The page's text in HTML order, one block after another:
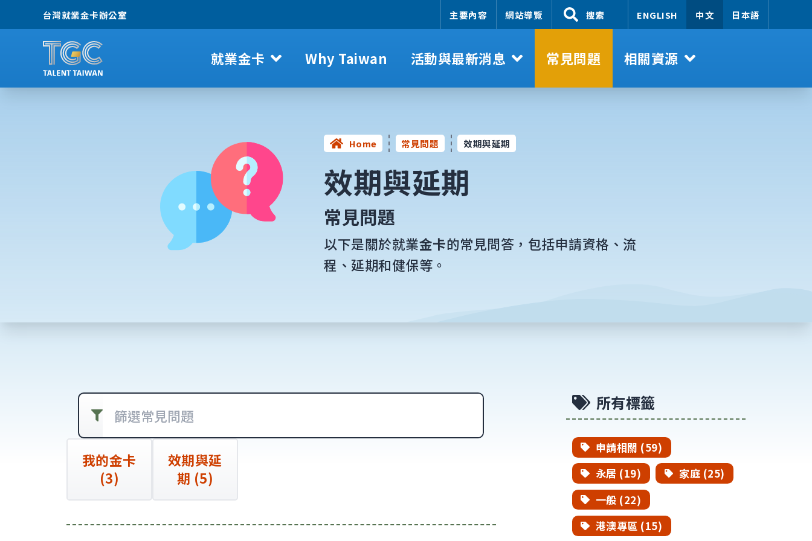
台灣就業金卡辦公室 主要內容 網站導覽 搜索 ENGLISH 中文 日本語
就業金卡 Why Taiwan 活動與最新消息 常見問題 相關資源
Home 常見問題 效期與延期
效期與延期
常見問題
以下是關於就業金卡的常見問答，包括申請資格、流
程、延期和健保等。
篩選常見問題
我的金卡
(3)
效期與延
期 (5)
所有標籤
申請相關 (59)
永居 (19)
家庭 (25)
一般 (22)
港澳專區 (15)